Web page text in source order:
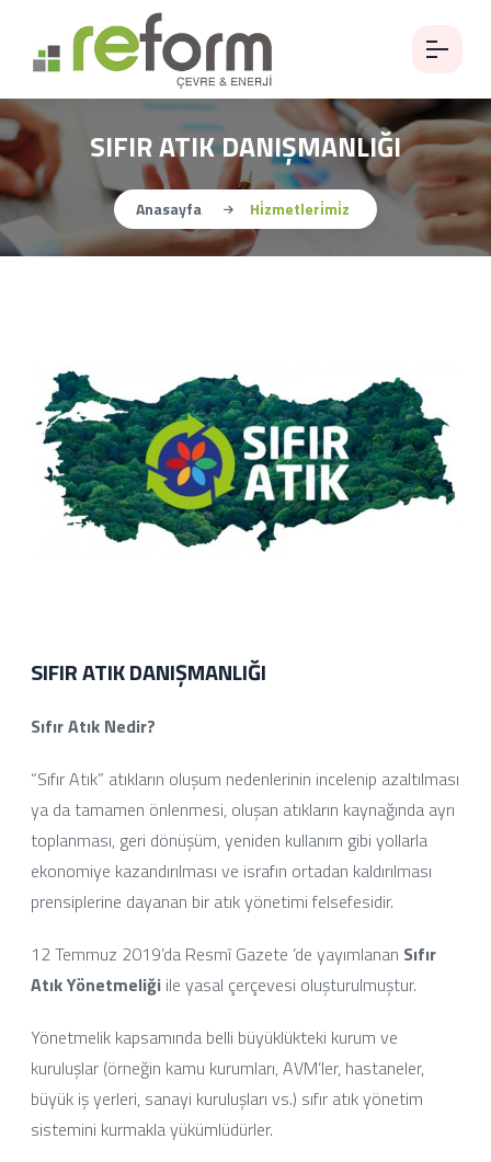
SIFIR ATIK DANIŞMANLIĞI
Anasayfa Hi̇zmetleri̇mi̇z
SIFIR ATIK DANIŞMANLIĞI
Sıfır Atık Nedir?
“Sıfır Atık” atıkların oluşum nedenlerinin incelenip azaltılması
ya da tamamen önlenmesi, oluşan atıkların kaynağında ayrı
toplanması, geri dönüşüm, yeniden kullanım gibi yollarla
ekonomiye kazandırılması ve israfın ortadan kaldırılması
prensiplerine dayanan bir atık yönetimi felsefesidir.
12 Temmuz 2019’da Resmî Gazete ’de yayımlanan Sıfır
Atık Yönetmeliğiile yasal çerçevesi oluşturulmuştur.
Yönetmelik kapsamında belli büyüklükteki kurum ve
kuruluşlar (örneğin kamu kurumları, AVM’ler, hastaneler,
büyük iş yerleri, sanayi kuruluşları vs.) sıfır atık yönetim
sistemini kurmakla yükümlüdürler.